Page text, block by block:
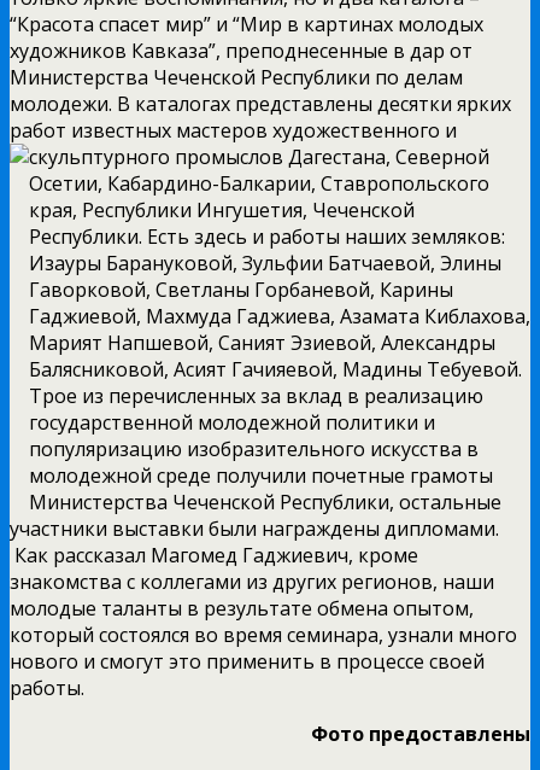
“Красота спасет мир” и “Мир в картинах молодых
художников Кавказа”, преподнесенные в дар от
Министерства Чеченской Республики по делам
молодежи. В каталогах представлены десятки ярких
работ известных мастеров художественного и
скульптурного промыслов Дагестана, Северной
Осетии, Кабардино-Балкарии, Ставропольского
края, Республики Ингушетия, Чеченской
Республики. Есть здесь и работы наших земляков:
Изауры Барануковой, Зульфии Батчаевой, Элины
Гаворковой, Светланы Горбаневой, Карины
Гаджиевой, Махмуда Гаджиева, Азамата Киблахова,
Марият Напшевой, Саният Эзиевой, Александры
Балясниковой, Асият Гачияевой, Мадины Тебуевой.
Трое из перечисленных за вклад в реализацию
государственной молодежной политики и
популяризацию изобразительного искусства в
молодежной среде получили почетные грамоты
Министерства Чеченской Республики, остальные
участники выставки были награждены дипломами.
Как рассказал Магомед Гаджиевич, кроме
знакомства с коллегами из других регионов, наши
молодые таланты в результате обмена опытом,
который состоялся во время семинара, узнали много
нового и смогут это применить в процессе своей
работы.
Фото предоставлены